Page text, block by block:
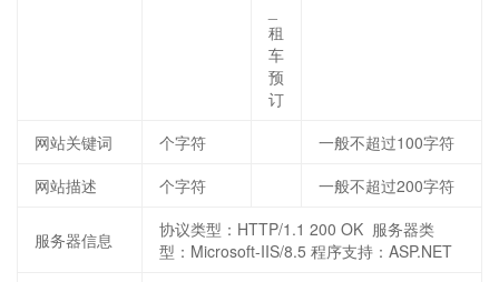
租
车
预
订
网站关键词 个字符
一般不超过100字符
网站描述
个字符 一般不超过200字符
服务器信息
协议类型：HTTP/1.1 200 OK 服务器类
型：Microsoft-IIS/8.5 程序支持：ASP.NET